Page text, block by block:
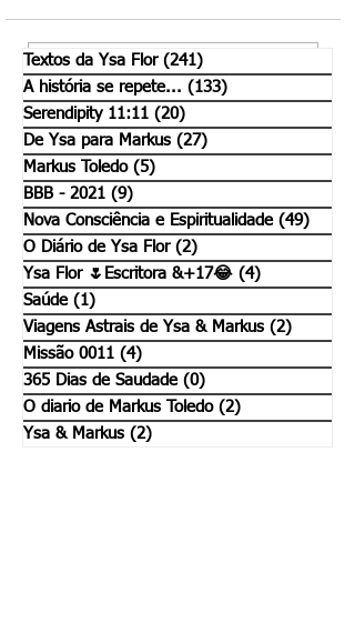
Capítulo 6, parágrafo
17
Escreva um comentário
Textos da Ysa Flor (241)
A história se repete... (133)
Serendipity 11:11 (20)
De Ysa para Markus (27)
Markus Toledo (5)
BBB - 2021 (9)
Nova Consciência e Espiritualidade (49)
O Diário de Ysa Flor (2)
Ysa Flor 🌷Escritora &+17😂 (4)
Saúde (1)
Viagens Astrais de Ysa & Markus (2)
Missão 0011 (4)
365 Dias de Saudade (0)
O diario de Markus Toledo (2)
Ysa & Markus (2)